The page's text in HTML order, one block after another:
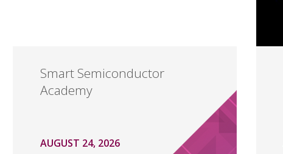
Smart Semiconductor
Academy
AUGUST 24, 2026